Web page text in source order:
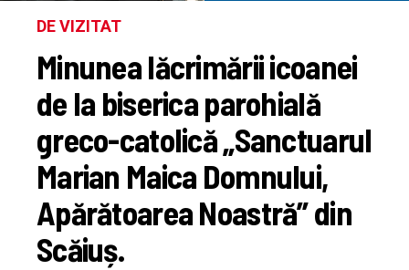
DE VIZITAT
Minunea lăcrimării icoanei
de la biserica parohială
greco-catolică „Sanctuarul
Marian Maica Domnului,
Apărătoarea Noastră” din
Scăiuș.